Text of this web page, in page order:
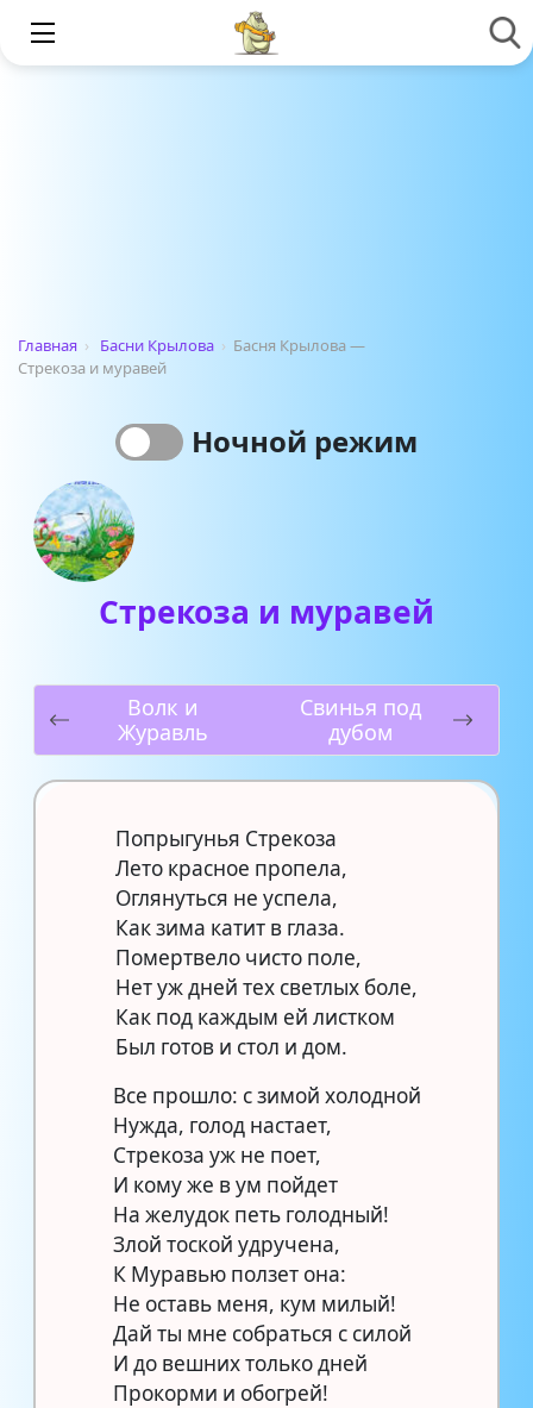
Главная › Басни Крылова › Басня Крылова —
Стрекоза и муравей
Ночной режим
Стрекоза и муравей
Волк и
Журавль
Свинья под
дубом
Попрыгунья Стрекоза
Лето красное пропела,
Оглянуться не успела,
Как зима катит в глаза.
Помертвело чисто поле,
Нет уж дней тех светлых боле,
Как под каждым ей листком
Был готов и стол и дом.
Все прошло: с зимой холодной
Нужда, голод настает,
Стрекоза уж не поет,
И кому же в ум пойдет
На желудок петь голодный!
Злой тоской удручена,
К Муравью ползет она:
Не оставь меня, кум милый!
Дай ты мне собраться с силой
И до вешних только дней
Прокорми и обогрей!